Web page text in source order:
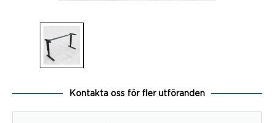
Kontakta oss för fler utföranden